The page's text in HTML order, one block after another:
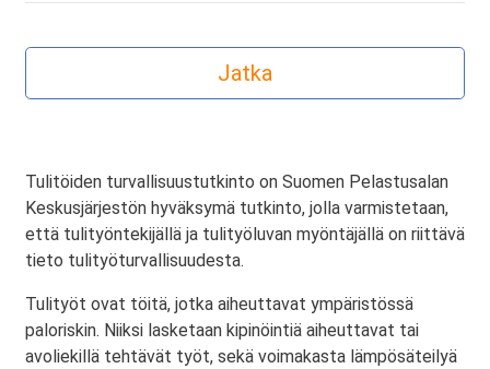
Tulitöiden turvallisuustutkinto on Suomen Pelastusalan
Keskusjärjestön hyväksymä tutkinto, jolla varmistetaan,
että tulityöntekijällä ja tulityöluvan myöntäjällä on riittävä
tieto tulityöturvallisuudesta.
Tulityöt ovat töitä, jotka aiheuttavat ympäristössä
paloriskin. Niiksi lasketaan kipinöintiä aiheuttavat tai
avoliekillä tehtävät työt, sekä voimakasta lämpösäteilyä